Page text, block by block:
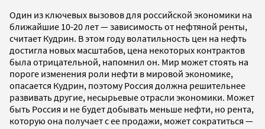
Один из ключевых вызовов для российской экономики на
ближайшие 10-20 лет — зависимость от нефтяной ренты,
считает Кудрин. В этом году волатильность цен на нефть
достигла новых масштабов, цена некоторых контрактов
была отрицательной, напомнил он. Мир может стоять на
пороге изменения роли нефти в мировой экономике,
опасается Кудрин, поэтому Россия должна решительнее
развивать другие, несырьевые отрасли экономики. Может
быть Россия и не будет добывать меньше нефти, но рента,
которую она получает с ее продажи, может сократиться —